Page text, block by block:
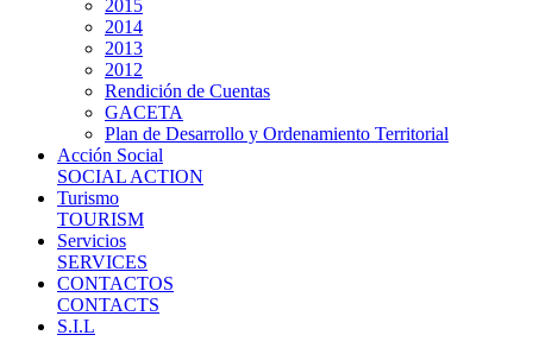
2015
2014
2013
2012
Rendición de Cuentas
GACETA
Plan de Desarrollo y Ordenamiento Territorial
Acción Social
SOCIAL ACTION
Turismo
TOURISM
Servicios
SERVICES
CONTACTOS
CONTACTS
S.I.L